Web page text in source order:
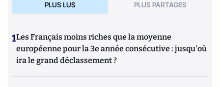
PLUS LUS PLUS PARTAGES
1Les Français moins riches que la moyenne
européenne pour la 3e année consécutive : jusqu'où
ira le grand déclassement ?